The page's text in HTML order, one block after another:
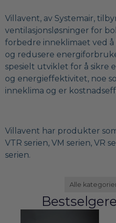
Villavent, av Systemair,
ventilasjonsløsninger for
forbedre inneklimaet ved
og redusere
spesielt utviklet for å sikre
og energieffektivitet, noe
inneklima og er
Villavent har produkter som
VTR serien, VM serien, VR
serien.